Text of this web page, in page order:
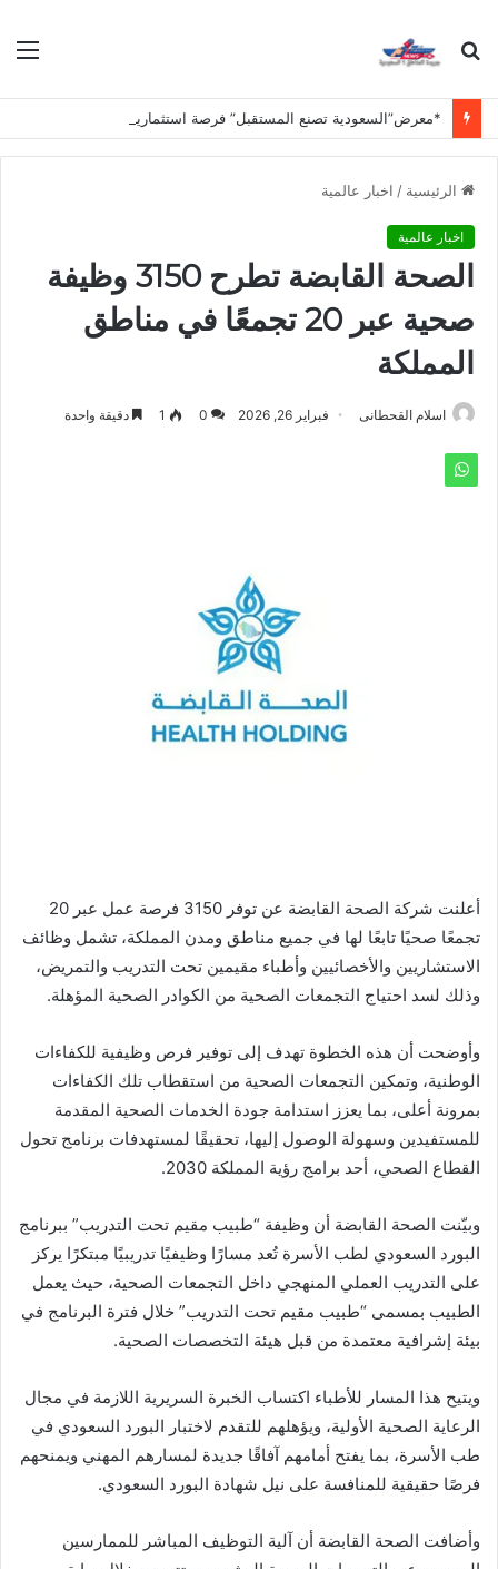
بحث
الرئيسية / اخبار عالمية
اخبار عالمية
الصحة القابضة تطرح 3150 وظيفة
صحية عبر 20 تجمعًا في مناطق
المملكة
اسلام القحطانى فبراير 26, 2026 0
1 دقيقة واحدة
أعلنت شركة الصحة القابضة عن توفر 3150 فرصة عمل عبر 20
تجمعًا صحيًا تابعًا لها في جميع مناطق ومدن المملكة، تشمل وظائف
الاستشاريين والأخصائيين وأطباء مقيمين تحت التدريب والتمريض،
وذلك لسد احتياج التجمعات الصحية من الكوادر الصحية المؤهلة.
وأوضحت أن هذه الخطوة تهدف إلى توفير فرص وظيفية للكفاءات
الوطنية، وتمكين التجمعات الصحية من استقطاب تلك الكفاءات
بمرونة أعلى، بما يعزز استدامة جودة الخدمات الصحية المقدمة
للمستفيدين وسهولة الوصول إليها، تحقيقًا لمستهدفات برنامج تحول
القطاع الصحي، أحد برامج رؤية المملكة 2030.
وبيّنت الصحة القابضة أن وظيفة “طبيب مقيم تحت التدريب” ببرنامج
البورد السعودي لطب الأسرة تُعد مسارًا وظيفيًا تدريبيًا مبتكرًا يركز
على التدريب العملي المنهجي داخل التجمعات الصحية، حيث يعمل
الطبيب بمسمى “طبيب مقيم تحت التدريب” خلال فترة البرنامج في
بيئة إشرافية معتمدة من قبل هيئة التخصصات الصحية.
ويتيح هذا المسار للأطباء اكتساب الخبرة السريرية اللازمة في مجال
الرعاية الصحية الأولية، ويؤهلهم للتقدم لاختبار البورد السعودي في
طب الأسرة، بما يفتح أمامهم آفاقًا جديدة لمسارهم المهني ويمنحهم
فرصًا حقيقية للمنافسة على نيل شهادة البورد السعودي.
وأضافت الصحة القابضة أن آلية التوظيف المباشر للممارسين